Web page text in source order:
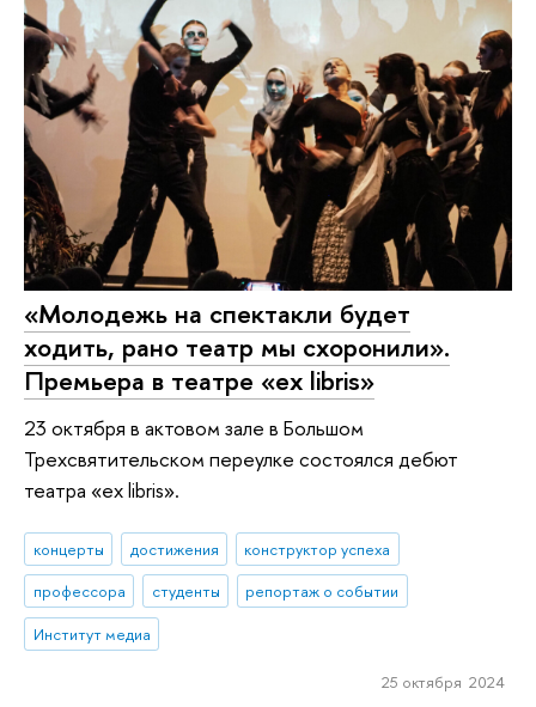
«Молодежь на спектакли будет
ходить, рано театр мы схоронили».
Премьера в театре «ex libris»
23 октября в актовом зале в Большом
Трехсвятительском переулке состоялся дебют
театра «ex libris».
концерты достижения
конструктор успеха
профессора
студенты
репортаж о событии
Институт медиа
25 октября 2024